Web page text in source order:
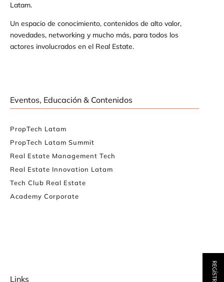
Latam.
Un espacio de conocimiento, contenidos de alto valor,
novedades, networking y mucho más, para todos los
actores involucrados en el Real Estate.
Eventos, Educación & Contenidos
PropTech Latam
PropTech Latam Summit
Real Estate Management Tech
Real Estate Innovation Latam
Tech Club Real Estate
Academy Corporate
Links